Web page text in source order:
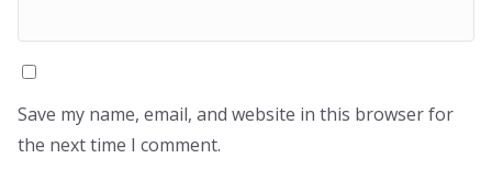
Save my name, email, and website in this browser for
the next time I comment.